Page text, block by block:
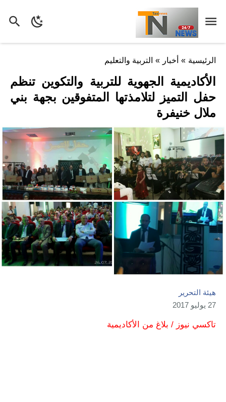
الرئيسية » أخبار » التربية والتعليم
الأكاديمية الجهوية للتربية والتكوين تنظم
حفل التميز لتلامذتها المتفوقين بجهة بني
ملال خنيفرة
هيئة التحرير
27 يوليو 2017
تاكسي نيوز / بلاغ من الأكاديمية